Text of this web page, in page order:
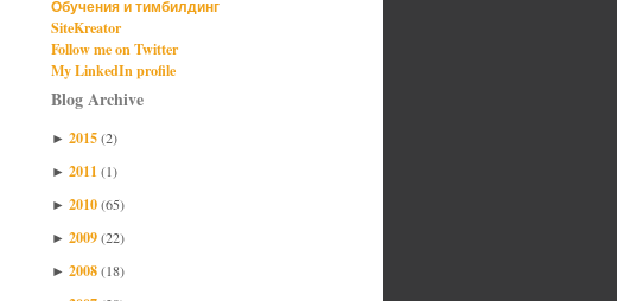
Обучения и тимбилдинг
SiteKreator
Follow me on Twitter
My LinkedIn profile
Blog Archive
► 2015(2)
► 2011(1)
► 2010(65)
► 2009(22)
► 2008(18)